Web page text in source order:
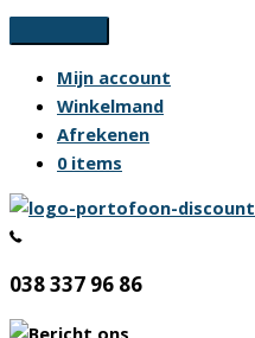
Ga
naar
inhoud
Mijn account
Winkelmand
Afrekenen
0 items
038 337 96 86